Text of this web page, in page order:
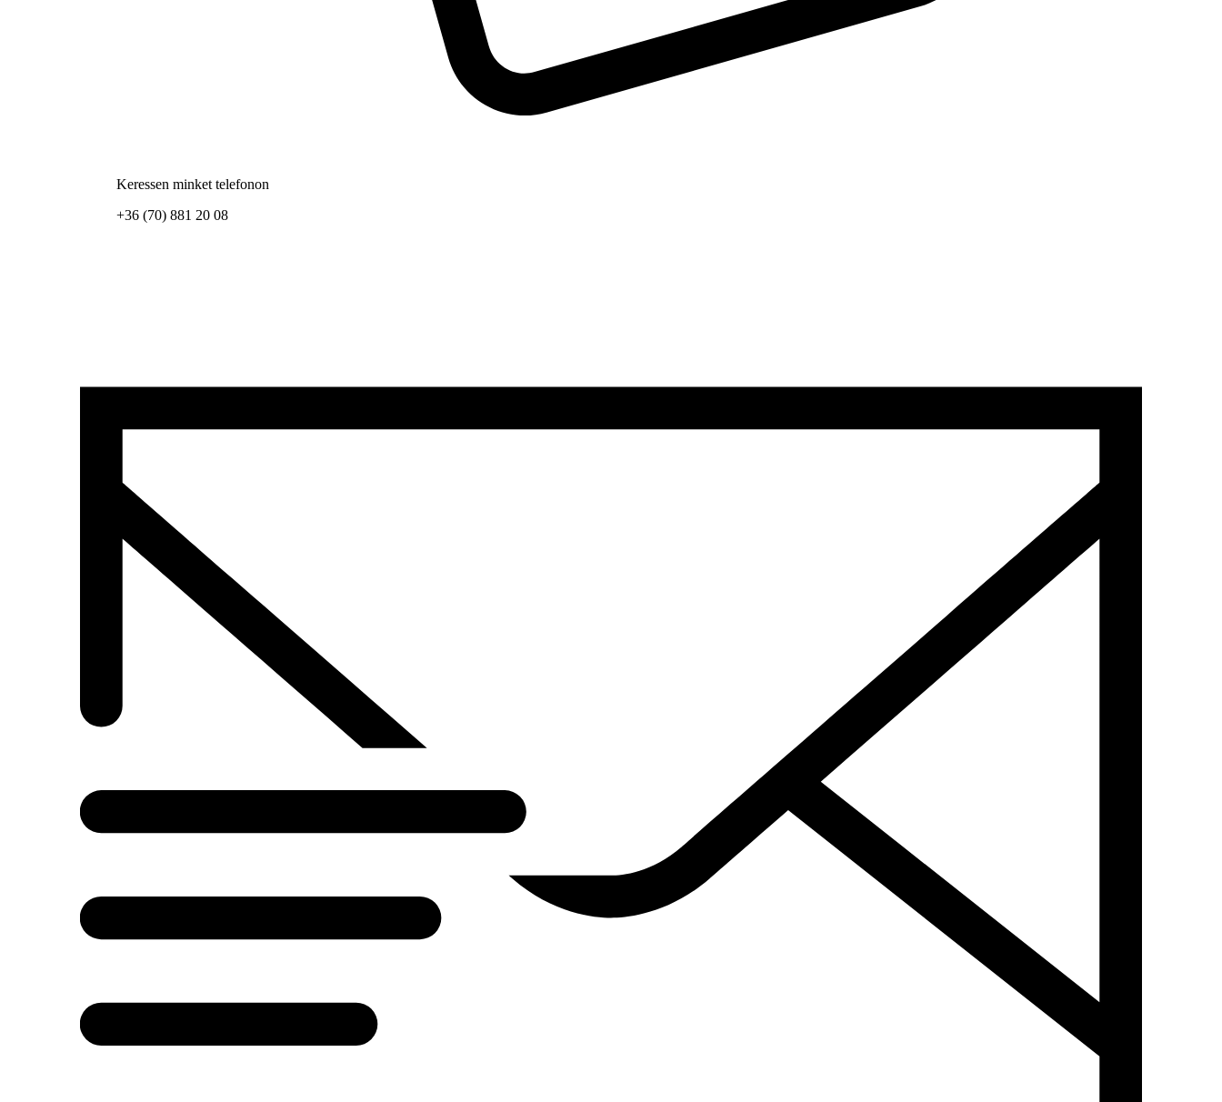
Keressen minket telefonon
+36 (70) 881 20 08